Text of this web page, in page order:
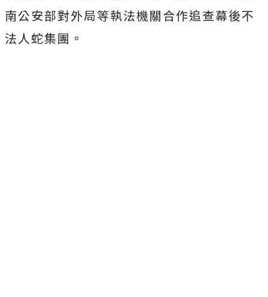
南公安部對外局等執法機關合作追查幕後不
法人蛇集團。